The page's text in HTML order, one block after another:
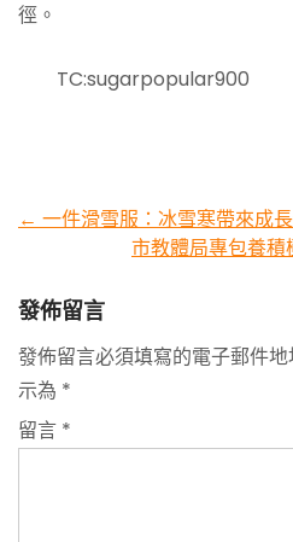
徑。
TC:sugarpopular900
Post
navigation
← 一件滑雪服：冰雪寒帶來成
市教體局專包養
發佈留言
發佈留言必須填寫的電子郵件地
示為 *
留言 *